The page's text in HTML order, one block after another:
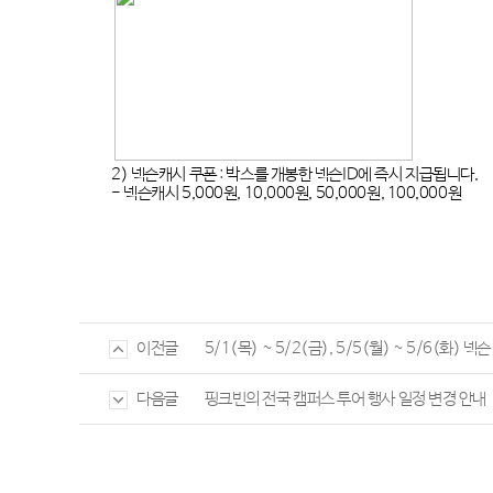
2) 넥슨캐시 쿠폰: 박스를 개봉한 넥슨ID에 즉시 지급됩니다.
- 넥슨캐시 5,000원, 10,000원, 50,000원, 100,000원
이전글 5/1(목) ~ 5/2(금), 5/5(월) ~ 5/6(화) 넥슨
다음글 핑크빈의 전국 캠퍼스 투어 행사 일정 변경 안내